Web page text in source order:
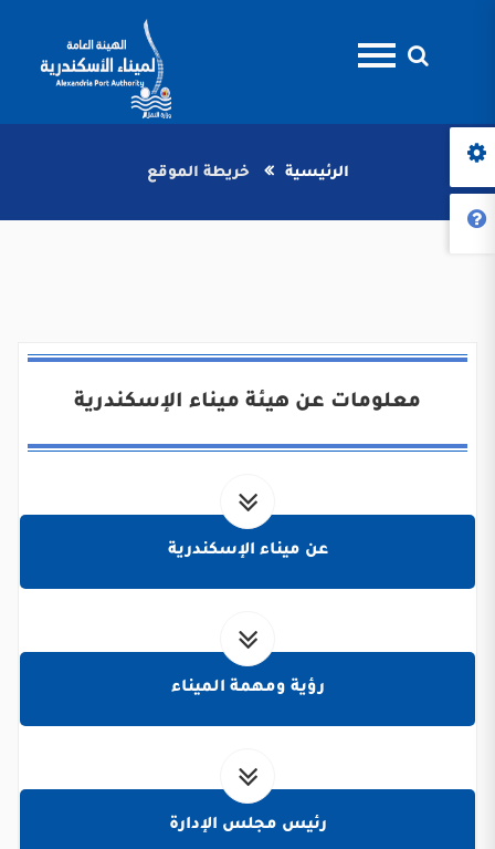
الرئيسية خريطة الموقع
معلومات عن هيئة ميناء الإسكندرية
عن ميناء الإسكندرية
رؤية ومهمة الميناء
رئيس مجلس الإدارة